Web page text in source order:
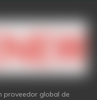
proveedor global de